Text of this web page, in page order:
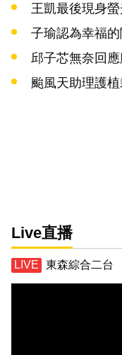
王凱最後現身
子瑜認為幸福
邱子芯無奈回應
颱風天助理護
Live直播
東森綜合二台